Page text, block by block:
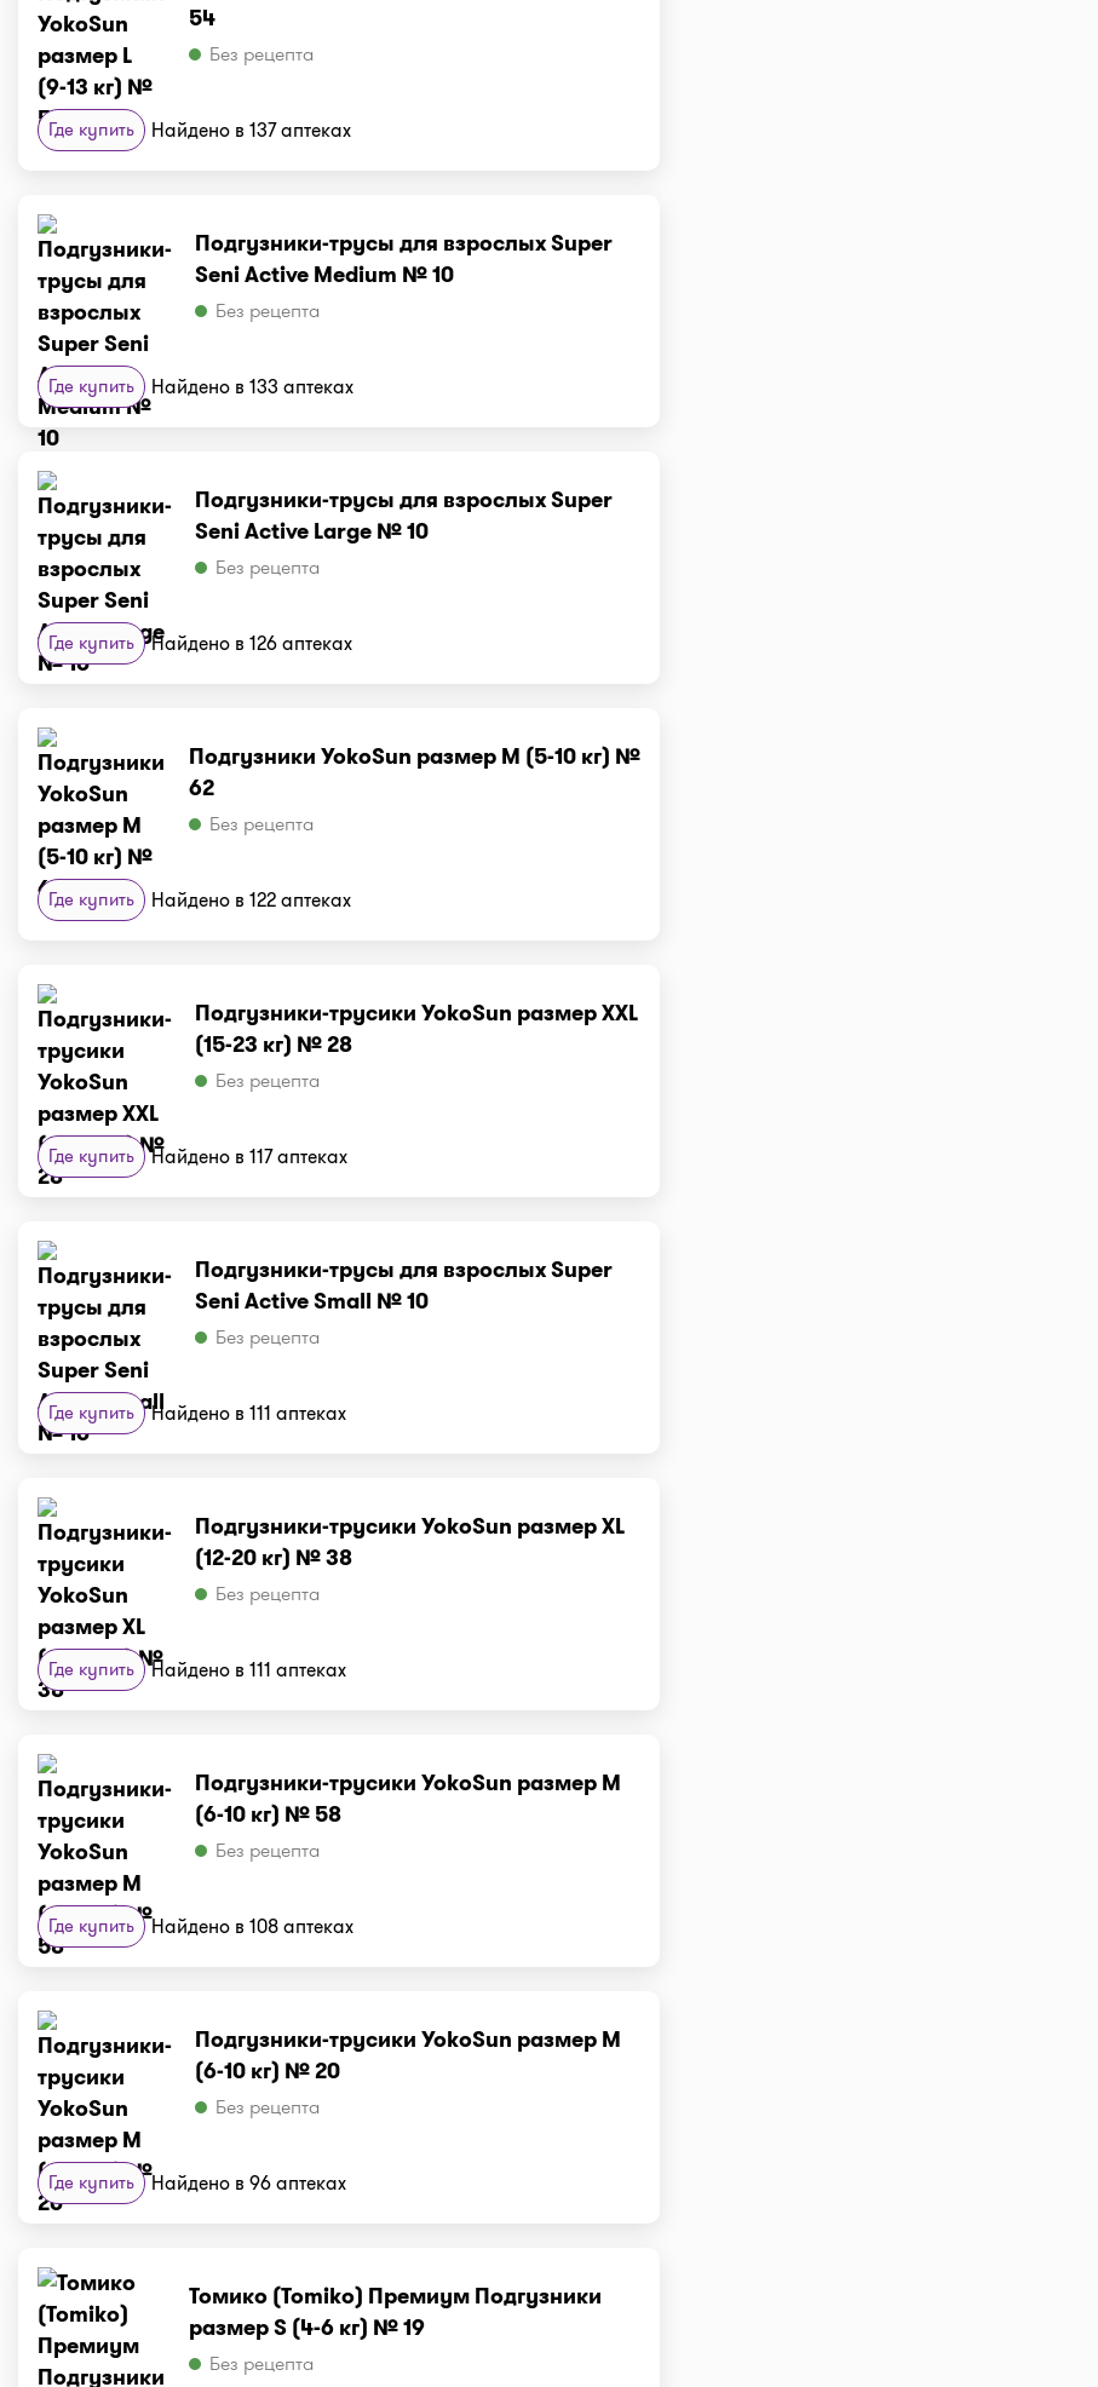
54
Без рецепта
Где купить Найдено в 137 аптеках
Подгузники-трусы для взрослых Super
Seni Active Medium № 10
Без рецепта
Где купить Найдено в 133 аптеках
Подгузники-трусы для взрослых Super
Seni Active Large № 10
Без рецепта
Где купить Найдено в 126 аптеках
Подгузники YokoSun размер М (5-10 кг) №
62
Без рецепта
Где купить Найдено в 122 аптеках
Подгузники-трусики YokoSun размер XXL
(15-23 кг) № 28
Без рецепта
Где купить Найдено в 117 аптеках
Подгузники-трусы для взрослых Super
Seni Active Small № 10
Без рецепта
Где купить Найдено в 111 аптеках
Подгузники-трусики YokoSun размер XL
(12-20 кг) № 38
Без рецепта
Где купить Найдено в 111 аптеках
Подгузники-трусики YokoSun размер M
(6-10 кг) № 58
Без рецепта
Где купить Найдено в 108 аптеках
Подгузники-трусики YokoSun размер M
(6-10 кг) № 20
Без рецепта
Где купить Найдено в 96 аптеках
Томико (Tomiko) Премиум Подгузники
размер S (4-6 кг) № 19
Без рецепта